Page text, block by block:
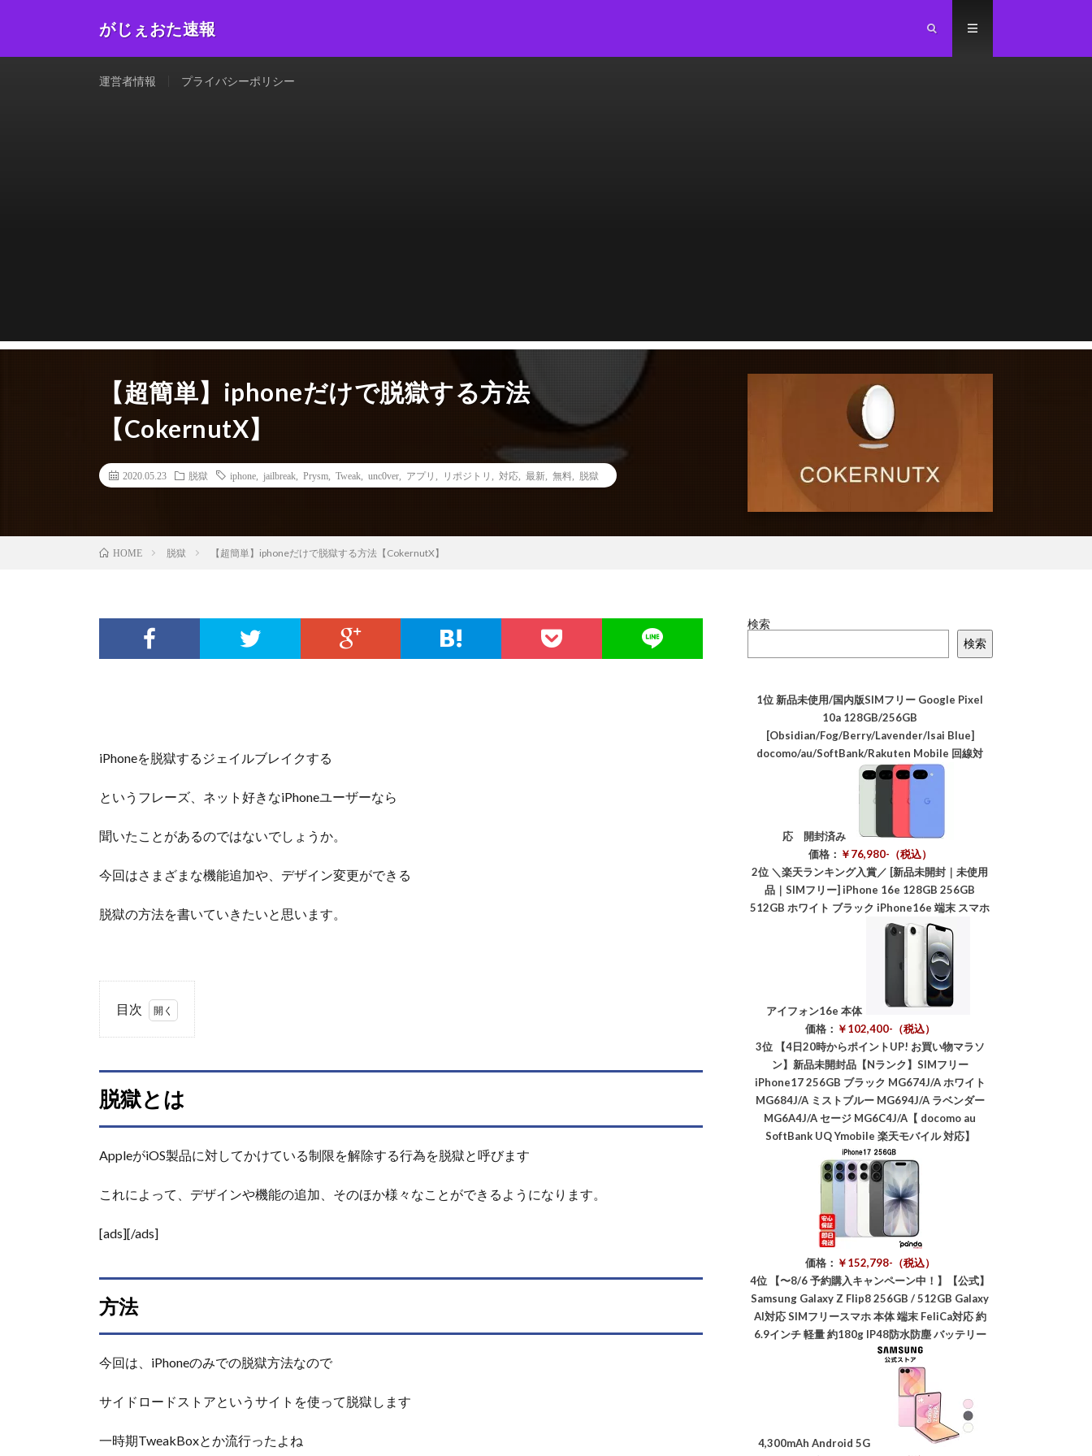
がじぇおた速報
運営者情報 プライバシーポリシー
【超簡単】iphoneだけで脱獄する方法
【CokernutX】
2020.05.23 脱獄 iphone jailbreak Prysm Tweak unc0ver アプリ リポジトリ 対応 最新 無料 脱獄
HOME 脱獄 【超簡単】iphoneだけで脱獄する方法【CokernutX】
iPhoneを脱獄するジェイルブレイクする
というフレーズ、ネット好きなiPhoneユーザーなら
聞いたことがあるのではないでしょうか。
今回はさまざまな機能追加や、デザイン変更ができる
脱獄の方法を書いていきたいと思います。
目次
1.
獄
と
は
方
3.
応
イ
ス
と
め脱獄
脱獄とは
AppleがiOS製品に対してかけている制限を解除する行為を脱獄と呼びます
これによって、デザインや機能の追加、そのほか様々なことができるようになります。
[ads][/ads]
方法
今回は、iPhoneのみでの脱獄方法なので
サイドロードストアというサイトを使って脱獄します
一時期TweakBoxとか流行ったよね
検索
検索
1位 新品未使用/国内版SIMフリー Google Pixel
10a 128GB/256GB
[Obsidian/Fog/Berry/Lavender/Isai Blue]
docomo/au/SoftBank/Rakuten Mobile 回線対
応 開封済み
価格： ￥76,980-（税込）
2位 ＼楽天ランキング入賞／ [新品未開封｜未使用
品｜SIMフリー] iPhone 16e 128GB 256GB
512GB ホワイト ブラック iPhone16e 端末 スマホ
アイフォン16e 本体
価格： ￥102,400-（税込）
3位
【4日20時からポイントUP! お買い物マラソ
ン】新品未開封品【Nランク】SIMフリー
iPhone17 256GB ブラック MG674J/A ホワイト
MG684J/A ミストブルー MG694J/A ラベンダー
MG6A4J/A セージ MG6C4J/A【 docomo au
SoftBank UQ Ymobile 楽天モバイル 対応】
価格： ￥152,798-（税込）
4位
【〜8/6 予約購入キャンペーン中！】【公式】
Samsung Galaxy Z Flip8 256GB / 512GB Galaxy
AI対応 SIMフリースマホ 本体 端末 FeliCa対応 約
6.9インチ 軽量 約180g IP48防水防塵 バッテリー
4,300mAh Android 5G